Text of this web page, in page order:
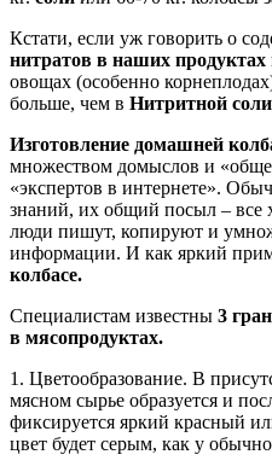
Кстати, если уж говорить о
нитратов в наших продуктах
овощах (особенно
больше, чем в Нитритной соли
Изготовление домашней
множеством домыслов и
«экспертов в интернете».
знаний, их общий посыл – все
люди пишут, копируют и
информации. И как яркий
колбасе.
Специалистам известны 3
в мясопродуктах.
1. Цветообразование. В
мясном сырье образуется и
фиксируется яркий красный
цвет будет серым, как у